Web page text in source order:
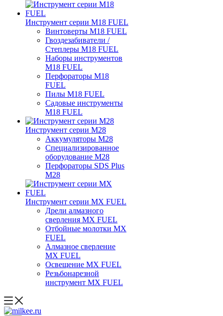
Инструмент серии M18 FUEL
Винтоверты M18 FUEL
Гвоздезабиватели /
Степлеры M18 FUEL
Наборы инструментов
M18 FUEL
Перфораторы M18
FUEL
Пилы M18 FUEL
Садовые инструменты
M18 FUEL
Инструмент серии M28
Аккумуляторы M28
Специализированное
оборудование M28
Перфораторы SDS Plus
M28
Инструмент серии MX FUEL
Дрели алмазного
сверления MX FUEL
Отбойные молотки MX
FUEL
Алмазное сверление
MX FUEL
Освещение MX FUEL
Резьбонарезной
инструмент MX FUEL